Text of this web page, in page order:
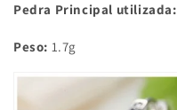
Pedra Principal utilizada:
Peso: 1.7g